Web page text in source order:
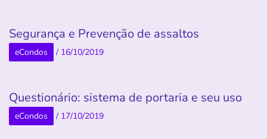
Segurança e Prevenção de assaltos
eCondos / 16/10/2019
Questionário: sistema de portaria e seu uso
eCondos / 17/10/2019